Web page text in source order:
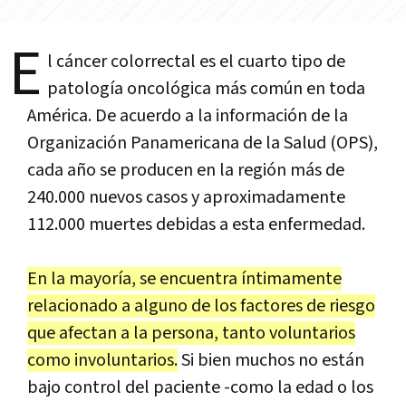
E l cáncer colorrectal es el cuarto tipo de
patología oncológica más común en toda
América. De acuerdo a la información de la
Organización Panamericana de la Salud (OPS),
cada año se producen en la región más de
240.000 nuevos casos y aproximadamente
112.000 muertes debidas a esta enfermedad.
En la mayoría, se encuentra íntimamente
relacionado a alguno de los factores de riesgo
que afectan a la persona, tanto voluntarios
como involuntarios.Si bien muchos no están
bajo control del paciente -como la edad o los